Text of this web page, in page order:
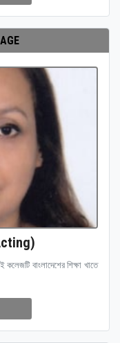
বাংলাদেশের শিক্ষা খাতে